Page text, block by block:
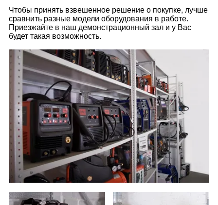
Чтобы принять взвешенное решение о покупке, лучше
сравнить разные модели оборудования в работе.
Приезжайте в наш демонстрационный зал и у Вас
будет такая возможность.